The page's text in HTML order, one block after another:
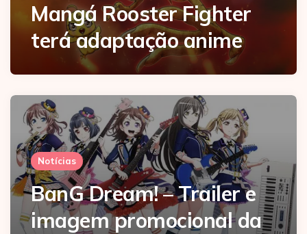
Mangá Rooster Fighter
terá adaptação anime
Notícias
BanG Dream! – Trailer e
imagem promocional da